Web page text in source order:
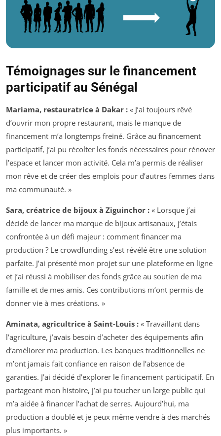
Témoignages sur le financement
participatif au Sénégal
Mariama, restauratrice à Dakar : « J’ai toujours rêvé
d’ouvrir mon propre restaurant, mais le manque de
financement m’a longtemps freiné. Grâce au financement
participatif, j’ai pu récolter les fonds nécessaires pour rénover
l’espace et lancer mon activité. Cela m’a permis de réaliser
mon rêve et de créer des emplois pour d’autres femmes dans
ma communauté. »
Sara, créatrice de bijoux à Ziguinchor : « Lorsque j’ai
décidé de lancer ma marque de bijoux artisanaux, j’étais
confrontée à un défi majeur : comment financer ma
production ? Le crowdfunding s’est révélé être une solution
parfaite. J’ai présenté mon projet sur une plateforme en ligne
et j’ai réussi à mobiliser des fonds grâce au soutien de ma
famille et de mes amis. Ces contributions m’ont permis de
donner vie à mes créations. »
Aminata, agricultrice à Saint-Louis : « Travaillant dans
l’agriculture, j’avais besoin d’acheter des équipements afin
d’améliorer ma production. Les banques traditionnelles ne
m’ont jamais fait confiance en raison de l’absence de
garanties. J’ai décidé d’explorer le financement participatif. En
partageant mon histoire, j’ai pu toucher un large public qui
m’a aidée à financer l’achat de serres. Aujourd’hui, ma
production a doublé et je peux même vendre à des marchés
plus importants. »